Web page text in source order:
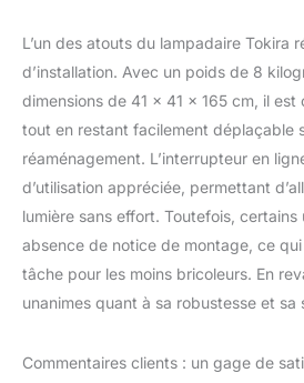
L’un des atouts du lampadaire Tokira
d’installation. Avec un poids de 8
dimensions de 41 x 41 x 165 cm, il
tout en restant facilement déplaçable
réaménagement. L’interrupteur en
d’utilisation appréciée, permettant
lumière sans effort. Toutefois,
absence de notice de montage, ce
tâche pour les moins bricoleurs. En
unanimes quant à sa robustesse et sa
Commentaires clients : un gage de